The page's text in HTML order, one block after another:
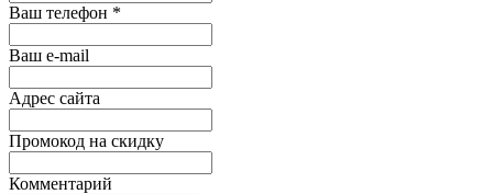
Ваш телефон *
Ваш e-mail
Адрес сайта
Промокод на скидку
Комментарий